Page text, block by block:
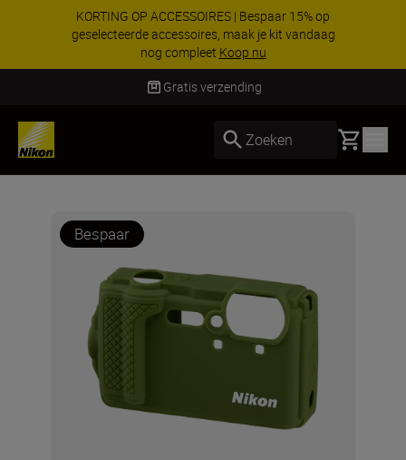
KORTING OP ACCESSOIRES | Bespaar 15% op
geselecteerde accessoires, maak je kit vandaag
nog compleet Koop nu
Levering binnen 1-3 werkdagen
Zoeken Basket
Bespaar